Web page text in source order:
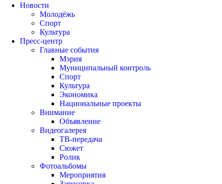
Новости
Молодёжь
Спорт
Культура
Пресс-центр
Главные события
Мэрия
Муниципальный контроль
Спорт
Культура
Экономика
Национальные проекты
Внимание
Объявление
Видеогалерея
ТВ-передача
Сюжет
Ролик
Фотоальбомы
Мероприятия